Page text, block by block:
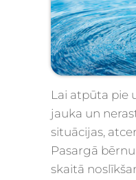
Lai atpūta pie
jauka un
situācijas,
Pasargā
skaitā